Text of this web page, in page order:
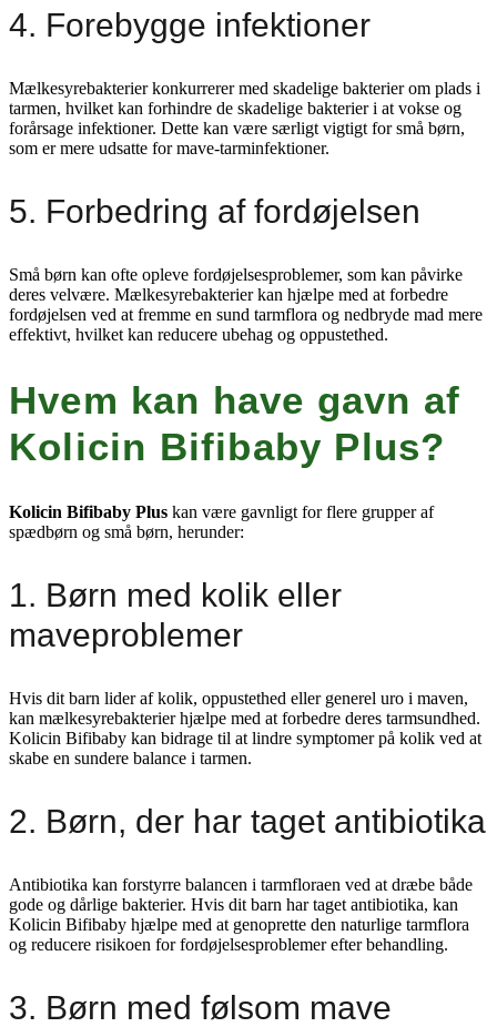
4. Forebygge infektioner
Mælkesyrebakterier konkurrerer med skadelige bakterier om plads i
tarmen, hvilket kan forhindre de skadelige bakterier i at vokse og
forårsage infektioner. Dette kan være særligt vigtigt for små børn,
som er mere udsatte for mave-tarminfektioner.
5. Forbedring af fordøjelsen
Små børn kan ofte opleve fordøjelsesproblemer, som kan påvirke
deres velvære. Mælkesyrebakterier kan hjælpe med at forbedre
fordøjelsen ved at fremme en sund tarmflora og nedbryde mad mere
effektivt, hvilket kan reducere ubehag og oppustethed.
Hvem kan have gavn af
Kolicin Bifibaby Plus?
Kolicin Bifibaby Plus kan være gavnligt for flere grupper af
spædbørn og små børn, herunder:
1. Børn med kolik eller
maveproblemer
Hvis dit barn lider af kolik, oppustethed eller generel uro i maven,
kan mælkesyrebakterier hjælpe med at forbedre deres tarmsundhed.
Kolicin Bifibaby kan bidrage til at lindre symptomer på kolik ved at
skabe en sundere balance i tarmen.
2. Børn, der har taget antibiotika
Antibiotika kan forstyrre balancen i tarmfloraen ved at dræbe både
gode og dårlige bakterier. Hvis dit barn har taget antibiotika, kan
Kolicin Bifibaby hjælpe med at genoprette den naturlige tarmflora
og reducere risikoen for fordøjelsesproblemer efter behandling.
3. Børn med følsom mave